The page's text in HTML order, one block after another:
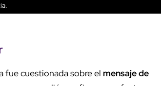
fue cuestionada sobre el mensaje de